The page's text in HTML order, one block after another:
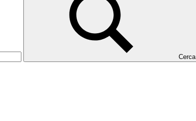
Cerca